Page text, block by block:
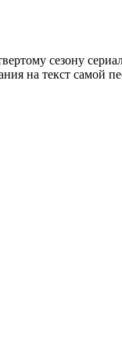
сезону
на текст самой